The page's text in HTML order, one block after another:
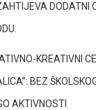
DODATNI
KREATIVNI
BEZ
AKTIVNOSTI